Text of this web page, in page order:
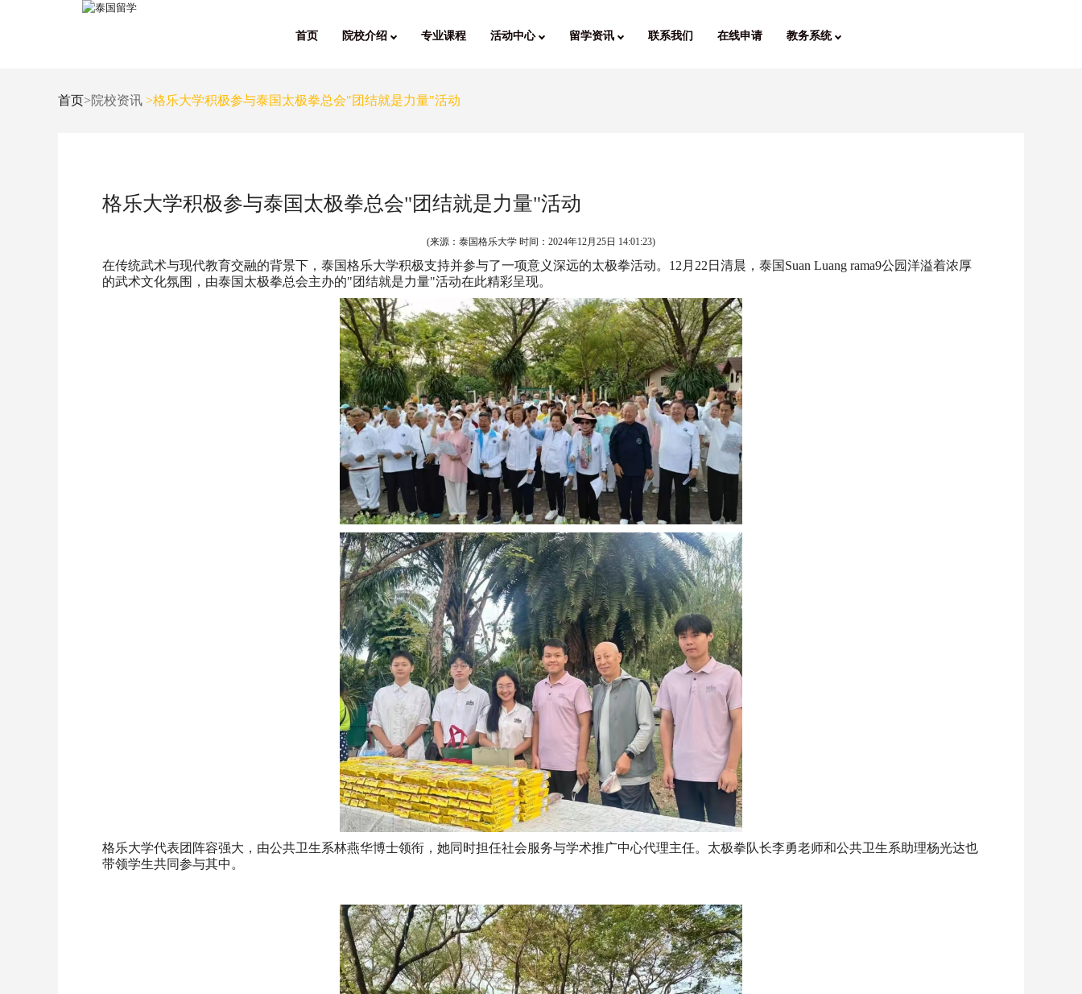
首页 院校介绍 专业课程 活动中心 留学资讯 联系我们 在线申请 教务系统
首页>院校资讯 >格乐大学积极参与泰国太极拳总会"团结就是力量"活动
格乐大学积极参与泰国太极拳总会"团结就是力量"活动
(来源：泰国格乐大学 时间： 2024年12月25日 14:01:23)
在传统武术与现代教育交融的背景下，泰国格乐大学积极支持并参与了一项意义深远的太极拳活动。12月22日清晨，泰国Suan Luang rama9公园洋溢着浓厚
的武术文化氛围，由泰国太极拳总会主办的"团结就是力量"活动在此精彩呈现。
格乐大学代表团阵容强大，由公共卫生系林燕华博士领衔，她同时担任社会服务与学术推广中心代理主任。太极拳队长李勇老师和公共卫生系助理杨光达也
带领学生共同参与其中。